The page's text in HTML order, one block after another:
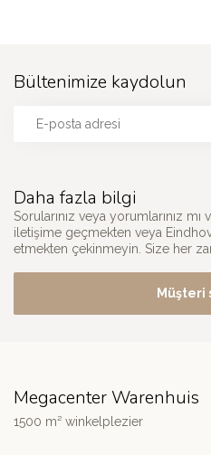
Daha fazla bilgi
Sorularınız veya yorumlarınız
iletişime geçmekten veya
etmekten çekinmeyin. Size her
Müşteri
Bültenimize kaydolun
Megacenter Warenhuis
1500 m² winkelplezier